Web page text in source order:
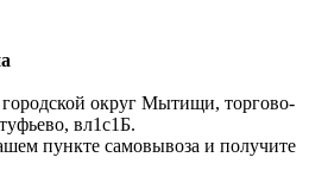
городской округ Мытищи, торгово-
вл1с1Б.
пункте самовывоза и получите